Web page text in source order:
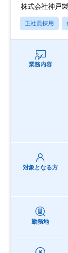
株式会社神戸
正社員採用
業務内容
対象となる方
勤務地